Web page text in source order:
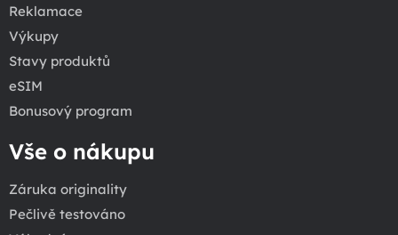
Reklamace
Výkupy
Stavy produktů
eSIM
Bonusový program
Vše o nákupu
Záruka originality
Pečlivě testováno